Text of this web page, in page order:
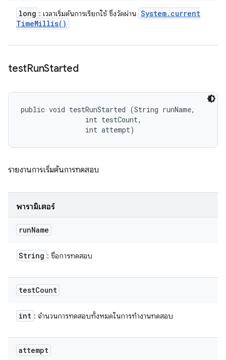
long : เวลาเริ่มต้นการเรียกใช้ ซึ่งวัดผ่าน System. current
TimeMillis( )
testRunStarted
public void testRunStarted (String runName,
                int testCount,
                int attempt)
รายงานการเริ่มต้นการทดสอบ
พารามิเตอร์
runName
String : ชื่อการทดสอบ
testCount
int : จํานวนการทดสอบทั้งหมดในการทํางานทดสอบ
attempt